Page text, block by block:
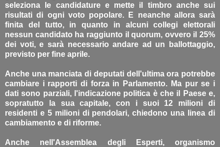
seleziona le candidature e mette il timbro anche sui
risultati di ogni voto popolare. E neanche allora sarà
finita del tutto, in quanto in alcuni collegi elettorali
nessun candidato ha raggiunto il quorum, ovvero il 25%
dei voti, e sarà necessario andare ad un ballottaggio,
previsto per fine aprile.
Anche una manciata di deputati dell'ultima ora potrebbe
cambiare i rapporti di forza in Parlamento. Ma pur se i
dati sono parziali, l'indicazione politica è che il Paese e,
sopratutto la sua capitale, con i suoi 12 milioni di
residenti e 5 milioni di pendolari, chiedono una linea di
cambiamento e di riforme.
Anche nell'Assemblea degli Esperti, organismo